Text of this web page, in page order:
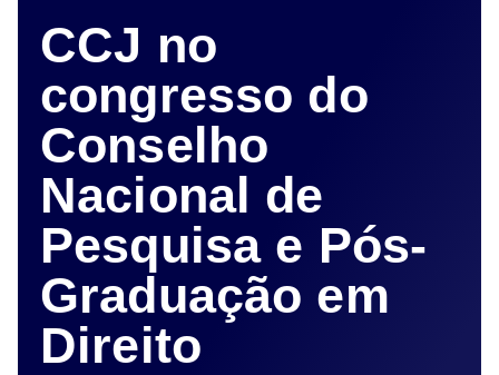
CCJ no
congresso do
Conselho
Nacional de
Pesquisa e Pós-
Graduação em
Direito